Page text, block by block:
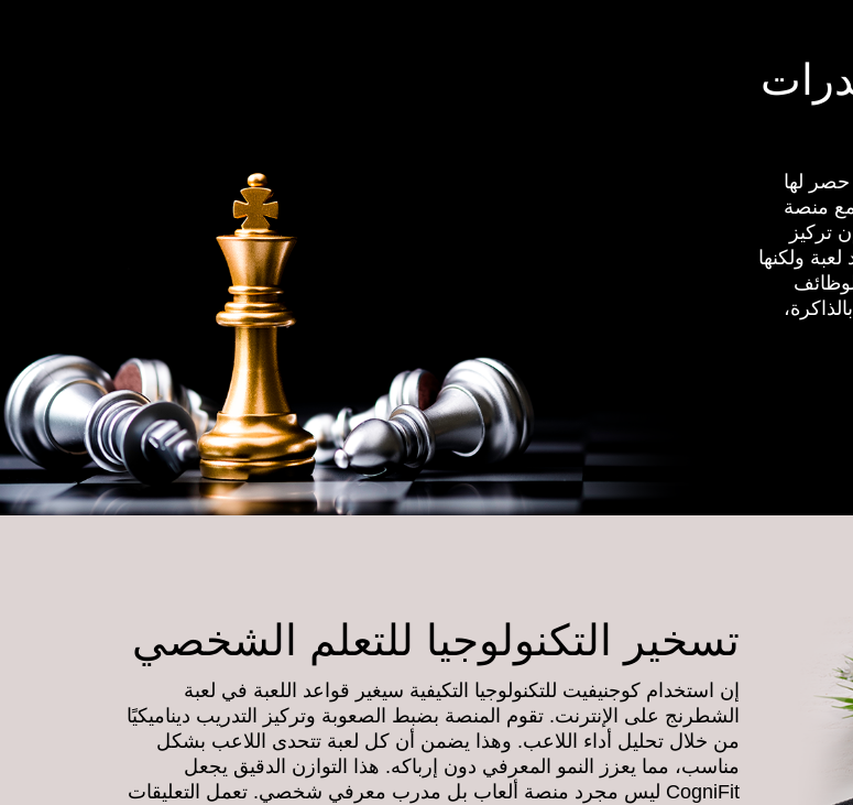
حصر لها
مع منصة
تركيز
ولكنها
تسخير التكنولوجيا للتعلم الشخصي
إن استخدام كوجنيفيت للتكنولوجيا التكيفية سيغير قواعد اللعبة في لعبة
الشطرنج على الإنترنت. تقوم المنصة بضبط الصعوبة وتركيز التدريب ديناميكيًا
من خلال تحليل أداء اللاعب. وهذا يضمن أن كل لعبة تتحدى اللاعب بشكل
مناسب، مما يعزز النمو المعرفي دون إرباكه. هذا التوازن الدقيق يجعل
CogniFit ليس مجرد منصة ألعاب بل مدرب معرفي شخصي. تعمل التعليقات